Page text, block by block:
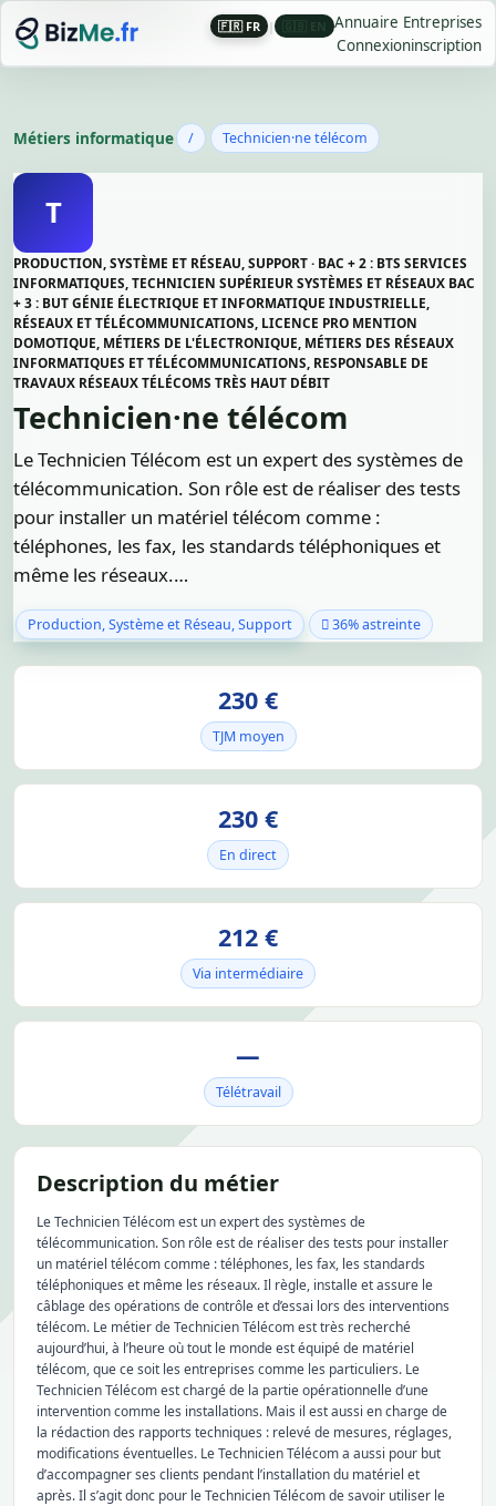
🇫🇷 FR |
Annuaire Entreprises
Connexioninscription
Métiers informatique / Technicien·ne télécom
T
PRODUCTION, SYSTÈME ET RÉSEAU, SUPPORT · BAC + 2 : BTS SERVICES
INFORMATIQUES, TECHNICIEN SUPÉRIEUR SYSTÈMES ET RÉSEAUX BAC
+ 3 : BUT GÉNIE ÉLECTRIQUE ET INFORMATIQUE INDUSTRIELLE,
RÉSEAUX ET TÉLÉCOMMUNICATIONS, LICENCE PRO MENTION
DOMOTIQUE, MÉTIERS DE L'ÉLECTRONIQUE, MÉTIERS DES RÉSEAUX
INFORMATIQUES ET TÉLÉCOMMUNICATIONS, RESPONSABLE DE
TRAVAUX RÉSEAUX TÉLÉCOMS TRÈS HAUT DÉBIT
Technicien·ne télécom
Le Technicien Télécom est un expert des systèmes de
télécommunication. Son rôle est de réaliser des tests
pour installer un matériel télécom comme :
téléphones, les fax, les standards téléphoniques et
même les réseaux.…
Production, Système et Réseau, Support 36% astreinte
230 €
TJM moyen
230 €
En direct
212 €
Via intermédiaire
—
Télétravail
Description du métier
Le Technicien Télécom est un expert des systèmes de
télécommunication. Son rôle est de réaliser des tests pour installer
un matériel télécom comme : téléphones, les fax, les standards
téléphoniques et même les réseaux. Il règle, installe et assure le
câblage des opérations de contrôle et d’essai lors des interventions
télécom. Le métier de Technicien Télécom est très recherché
aujourd’hui, à l’heure où tout le monde est équipé de matériel
télécom, que ce soit les entreprises comme les particuliers. Le
Technicien Télécom est chargé de la partie opérationnelle d’une
intervention comme les installations. Mais il est aussi en charge de
la rédaction des rapports techniques : relevé de mesures, réglages,
modifications éventuelles. Le Technicien Télécom a aussi pour but
d’accompagner ses clients pendant l’installation du matériel et
après. Il s’agit donc pour le Technicien Télécom de savoir utiliser le